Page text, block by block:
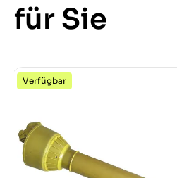
für Sie
Verfügbar